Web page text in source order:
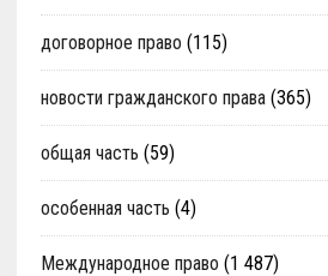
договорное право (115)
новости гражданского права(365)
общая часть (59)
особенная часть (4)
Международное право (1 487)